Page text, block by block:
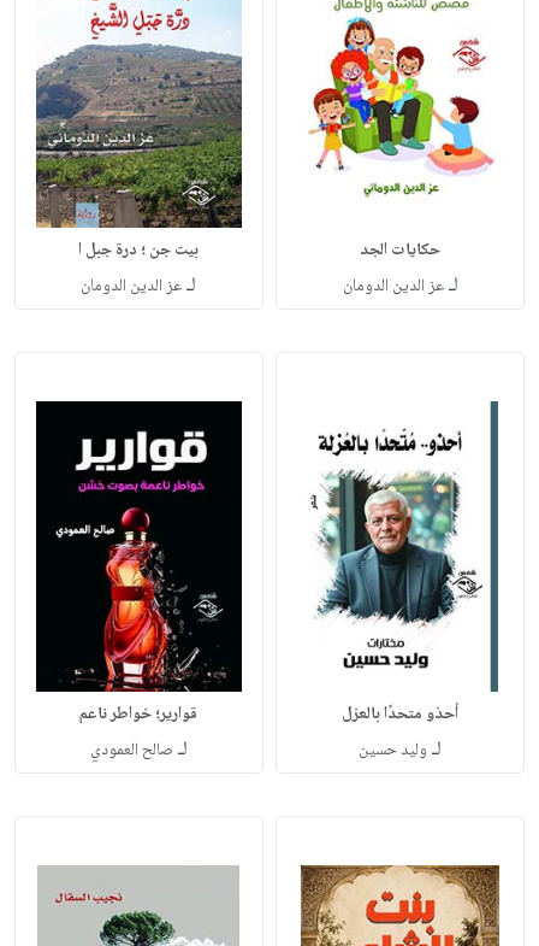
حكايات الجد
لـعز الدين الدومان
بيت جن ؛ درة جبل ا
لـعز الدين الدومان
أحذو متحدًا بالعزل
لـ وليد حسين
قوارير؛ خواطر ناعم
لـ صالح العمودي